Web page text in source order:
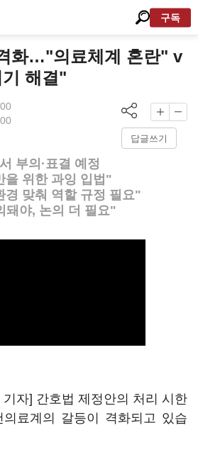
구독
화…"의료체계 혼란" v
해결"
답글쓰기
부의·표결 예정
을 위한 과잉 입법"
경 맞춰 역할 규정 필요"
돼야, 논의 더 필요"
자] 간호법 제정안의 처리 시한
료계의 갈등이 격화되고 있습